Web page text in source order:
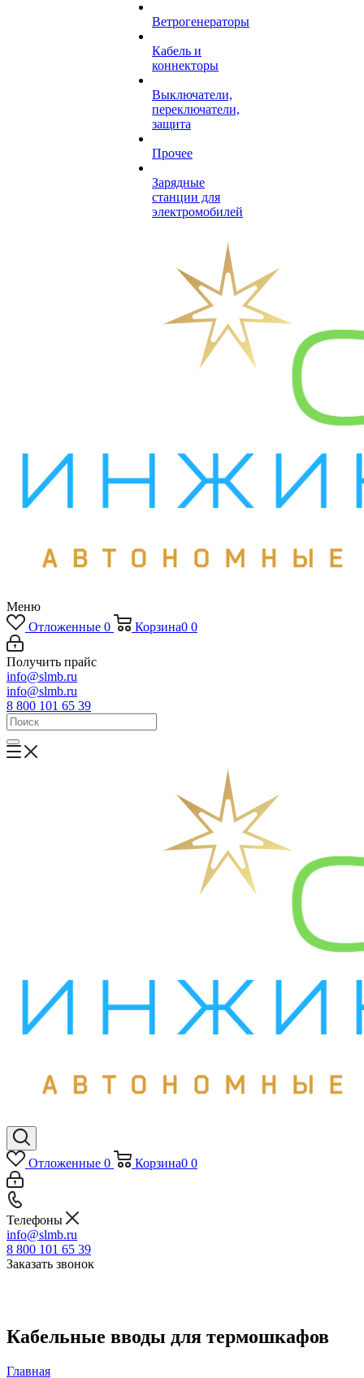
Ветрогенераторы
Кабель и
коннекторы
Выключатели,
переключатели,
защита
Прочее
Зарядные
станции для
электромобилей
Меню
Отложенные 0 Корзина0 0
Получить прайс
info@slmb.ru
info@slmb.ru
8 800 101 65 39
Отложенные 0 Корзина0 0
Телефоны
info@slmb.ru
8 800 101 65 39
Заказать звонок
Кабельные вводы для термошкафов
Главная